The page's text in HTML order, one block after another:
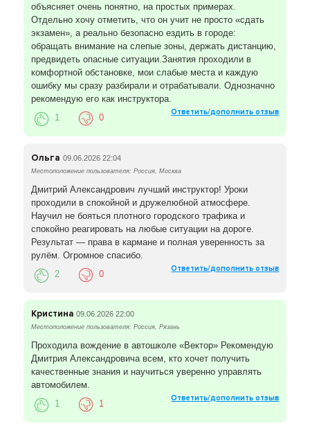
объясняет очень понятно, на простых примерах.
Отдельно хочу отметить, что он учит не просто «сдать
экзамен», а реально безопасно ездить в городе:
обращать внимание на слепые зоны, держать дистанцию,
предвидеть опасные ситуации.Занятия проходили в
комфортной обстановке, мои слабые места и каждую
ошибку мы сразу разбирали и отрабатывали. Однозначно
рекомендую его как инструктора.
Ответить/дополнить отзыв
1 0
Ольга 09.06.2026 22:04
Местоположение пользователя: Россия, Москва
Дмитрий Александрович лучший инструктор! Уроки
проходили в спокойной и дружелюбной атмосфере.
Научил не бояться плотного городского трафика и
спокойно реагировать на любые ситуации на дороге.
Результат — права в кармане и полная уверенность за
рулём. Огромное спасибо.
Ответить/дополнить отзыв
2 0
Кристина 09.06.2026 22:00
Местоположение пользователя: Россия, Рязань
Проходила вождение в автошколе «Вектор» Рекомендую
Дмитрия Александровича всем, кто хочет получить
качественные знания и научиться уверенно управлять
автомобилем.
Ответить/дополнить отзыв
1 1